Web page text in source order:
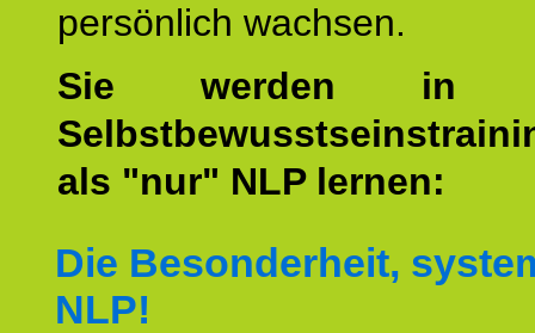
persönlich wachsen.
Sie werden
als "nur" NLP lernen:
Die Besonderheit,
NLP!